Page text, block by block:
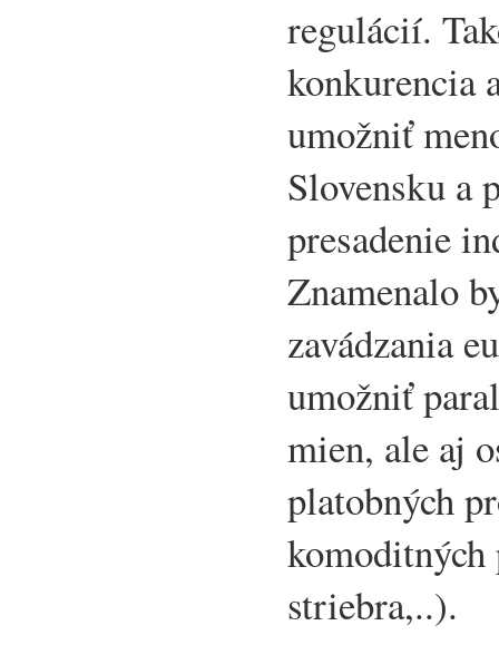
regulácií.
konkurencia
umožniť
Slovensku a
presadenie
Znamenalo
zavádzania
umožniť
mien, ale aj
platobných
komoditných
striebra,..).